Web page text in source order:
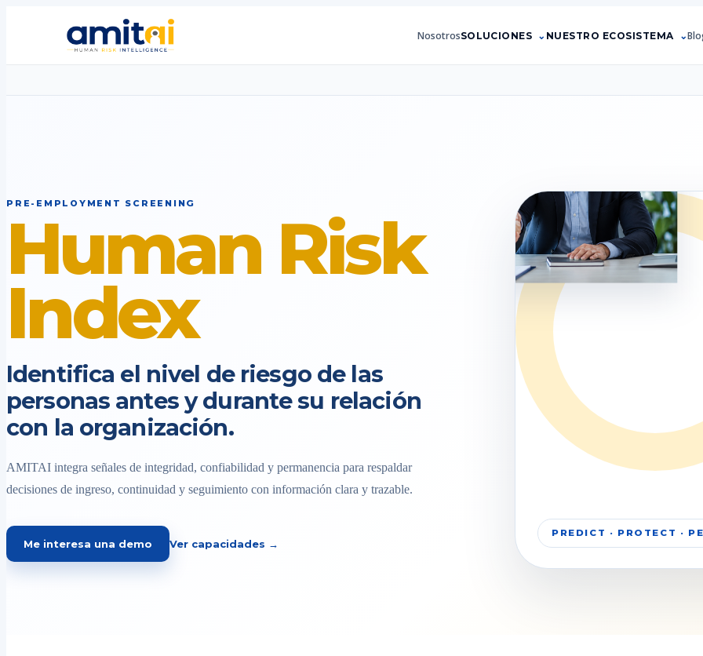
NosotrosSOLUCIONES NUESTRO ECOSISTEMA
PRE-EMPLOYMENT SCREENING
Human Risk
Index
Identifica el nivel de riesgo de las
personas antes y durante su relación
con la organización.
AMITAI integra señales de integridad, confiabilidad y permanencia para respaldar
decisiones de ingreso, continuidad y seguimiento con información clara y trazable.
Me interesa una demo Ver capacidades →
PREDICT · PROTECT ·